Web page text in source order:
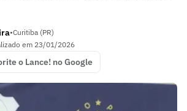
•Curitiba (PR)
em 23/01/2026
o Lance! no Google